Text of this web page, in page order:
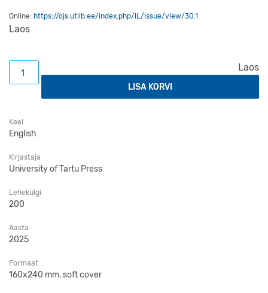
Online: https://ojs.utlib.ee/index.php/IL/issue/view/30.1
Laos
Laos
Interlitteraria 30/1 (2025). Trauma and Healing: Textual
LISA KORVI
Keel
English
Kirjastaja
University of Tartu Press
Lehekülgi
200
Aasta
2025
Formaat
160x240 mm, soft cover